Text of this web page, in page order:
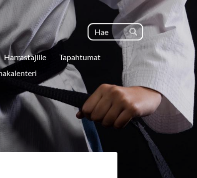
Haku
Hae
Harrastajille
Tapahtumat